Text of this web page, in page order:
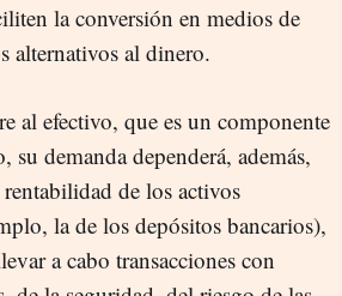
la conversión en medios de
alternativos al dinero.
al efectivo, que es un componente
su demanda dependerá, además,
de los activos
la de los depósitos bancarios),
a cabo transacciones con